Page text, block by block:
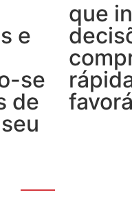
​​e
se
de
que